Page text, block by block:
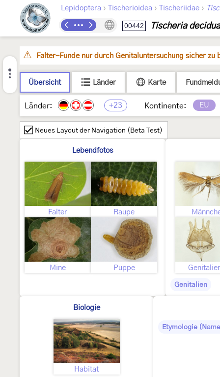
Lepidoptera › Tischerioidea › Tischeriidae ›
00442 Tischeria decidua
Falter-Funde nur durch Genitaluntersuchung sicher zu
Übersicht Länder Karte
Länder: +23 Kontinente: EU
Neues Layout der Navigation (Beta Test)
Lebendfotos
Falter Raupe
Mine Puppe
Genitalien
Biologie
Habitat
Etymologie